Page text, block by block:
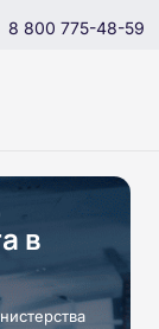
8 800 775-48-59
в